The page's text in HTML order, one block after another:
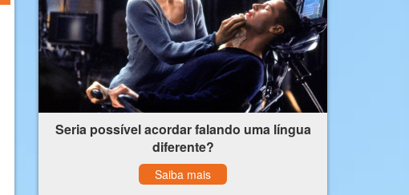
Seria possível acordar falando uma língua
diferente?
Saiba mais